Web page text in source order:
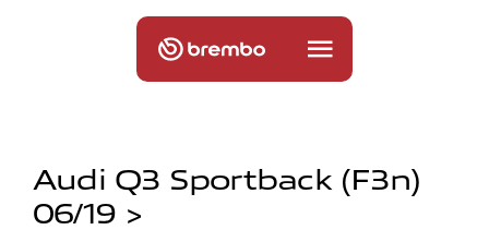
Audi Q3 Sportback (f3n)
06/19 >